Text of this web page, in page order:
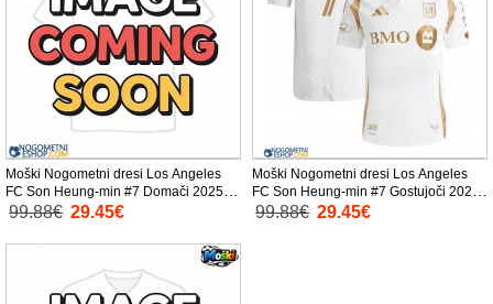
Moški Nogometni dresi Los Angeles
FC Son Heung-min #7 Domači 2025-
26 Kratek Rokav
99.88€ 29.45€
Moški Nogometni dresi Los Angeles
FC Son Heung-min #7 Gostujoči 2025-
26 Kratek Rokav
99.88€ 29.45€